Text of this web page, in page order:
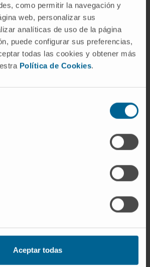
como permitir la navegación y
web, personalizar sus
analíticas de uso de la página
puede configurar sus preferencias,
todas las cookies y obtener más
Política de Cookies.
Aceptar todas